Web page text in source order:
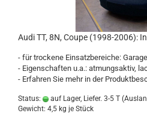
Audi TT, 8N, Coupe (1998-2006):
- für trockene Einsatzbereiche:
- Eigenschaften u.a.: atmungsaktiv,
- Erfahren Sie mehr in der
Status: auf Lager, Liefer. 3-5 T
Gewicht: 4,5 kg je Stück